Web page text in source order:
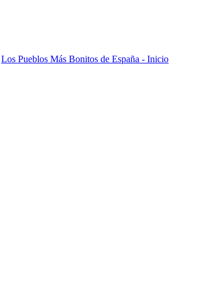
Los Pueblos Más Bonitos de España - Inicio